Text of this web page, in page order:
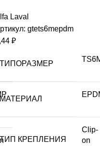
Laval
gtets6mepdm
₽
ТИПОРАЗМЕР
МАТЕРИАЛ
ТИП КРЕПЛЕНИЯ
Clip-
on